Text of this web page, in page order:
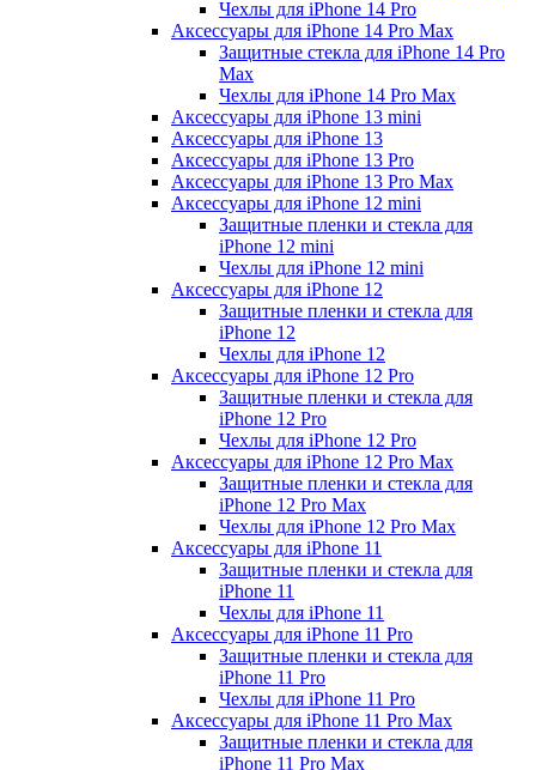
Чехлы для iPhone 14 Pro
Аксессуары для iPhone 14 Pro Max
Защитные стекла для iPhone 14 Pro
Max
Чехлы для iPhone 14 Pro Max
Аксессуары для iPhone 13 mini
Аксессуары для iPhone 13
Аксессуары для iPhone 13 Pro
Аксессуары для iPhone 13 Pro Max
Аксессуары для iPhone 12 mini
Защитные пленки и стекла для
iPhone 12 mini
Чехлы для iPhone 12 mini
Аксессуары для iPhone 12
Защитные пленки и стекла для
iPhone 12
Чехлы для iPhone 12
Аксессуары для iPhone 12 Pro
Защитные пленки и стекла для
iPhone 12 Pro
Чехлы для iPhone 12 Pro
Аксессуары для iPhone 12 Pro Max
Защитные пленки и стекла для
iPhone 12 Pro Max
Чехлы для iPhone 12 Pro Max
Аксессуары для iPhone 11
Защитные пленки и стекла для
iPhone 11
Чехлы для iPhone 11
Аксессуары для iPhone 11 Pro
Защитные пленки и стекла для
iPhone 11 Pro
Чехлы для iPhone 11 Pro
Аксессуары для iPhone 11 Pro Max
Защитные пленки и стекла для
iPhone 11 Pro Max